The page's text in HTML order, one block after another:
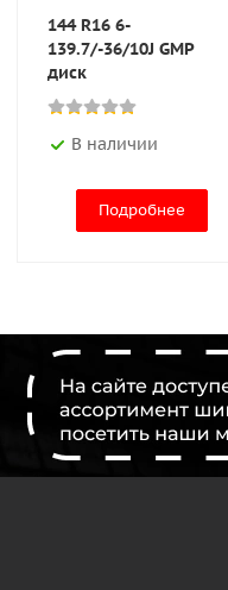
144 R16 6-
139.7/-36/10J GMP
диск
В наличии
Подробнее